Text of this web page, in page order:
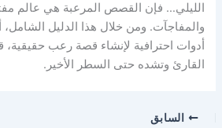
الليلي… فإن القصص المرعبة هي عالم
والمفاجآت. ومن خلال هذا الدليل
أدوات احترافية لإنشاء قصة رعب
القارئ وتشده حتى السطر الأخير.
السابق